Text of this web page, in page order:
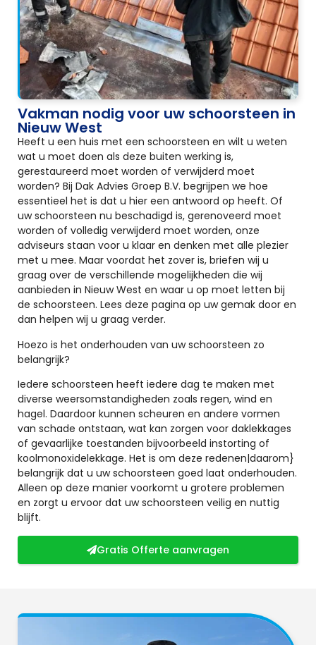
Vakman nodig voor uw schoorsteen in
Nieuw West
Heeft u een huis met een schoorsteen en wilt u weten
wat u moet doen als deze buiten werking is,
gerestaureerd moet worden of verwijderd moet
worden? Bij Dak Advies Groep B.V. begrijpen we hoe
essentieel het is dat u hier een antwoord op heeft. Of
uw schoorsteen nu beschadigd is, gerenoveerd moet
worden of volledig verwijderd moet worden, onze
adviseurs staan voor u klaar en denken met alle plezier
met u mee. Maar voordat het zover is, briefen wij u
graag over de verschillende mogelijkheden die wij
aanbieden in Nieuw West en waar u op moet letten bij
de schoorsteen. Lees deze pagina op uw gemak door en
dan helpen wij u graag verder.
Hoezo is het onderhouden van uw schoorsteen zo
belangrijk?
Iedere schoorsteen heeft iedere dag te maken met
diverse weersomstandigheden zoals regen, wind en
hagel. Daardoor kunnen scheuren en andere vormen
van schade ontstaan, wat kan zorgen voor daklekkages
of gevaarlijke toestanden bijvoorbeeld instorting of
koolmonoxidelekkage. Het is om deze redenen|daarom}
belangrijk dat u uw schoorsteen goed laat onderhouden.
Alleen op deze manier voorkomt u grotere problemen
en zorgt u ervoor dat uw schoorsteen veilig en nuttig
blijft.
Gratis Offerte aanvragen